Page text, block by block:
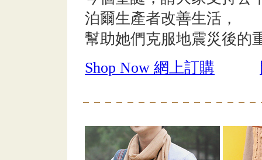
泊爾生產者改善生活，
幫助她們克服地震災後的
Shop Now 網上訂購